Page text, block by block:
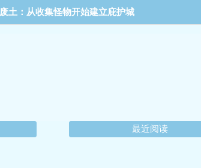
废土：从收集怪物开始建立庇护城
最近阅读